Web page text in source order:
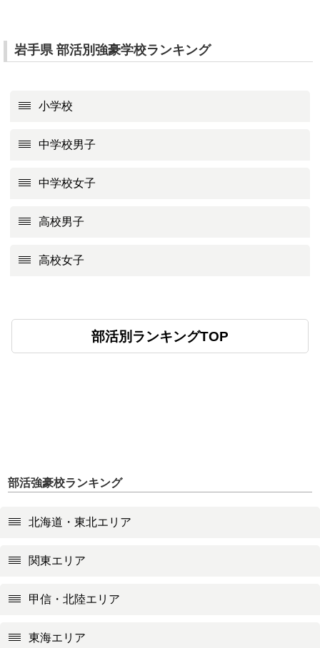
岩手県 部活別強豪学校ランキング
小学校
中学校男子
中学校女子
高校男子
高校女子
部活別ランキングTOP
部活強豪校ランキング
北海道・東北エリア
関東エリア
甲信・北陸エリア
東海エリア